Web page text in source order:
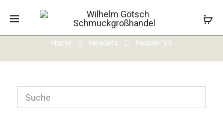
Header V5
Home Headers Header V5